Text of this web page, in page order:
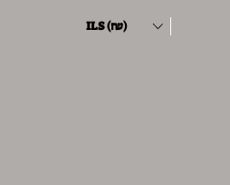
ILS (₪)